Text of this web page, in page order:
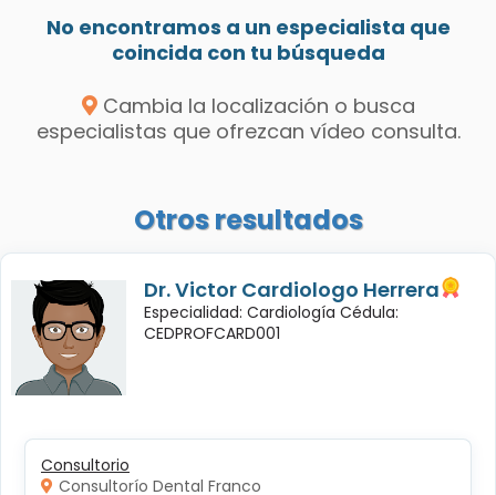
No encontramos a un especialista que
coincida con tu búsqueda
Cambia la localización o busca
especialistas que ofrezcan vídeo consulta.
Otros resultados
Dr. Victor Cardiologo Herrera
Especialidad: Cardiología Cédula:
CEDPROFCARD001
Consultorio
Consultorío Dental Franco